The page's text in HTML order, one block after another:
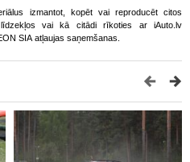
izmantot, kopēt vai reproducēt citos
vai kā citādi rīkoties ar iAuto.lv
SIA atļaujas saņemšanas.